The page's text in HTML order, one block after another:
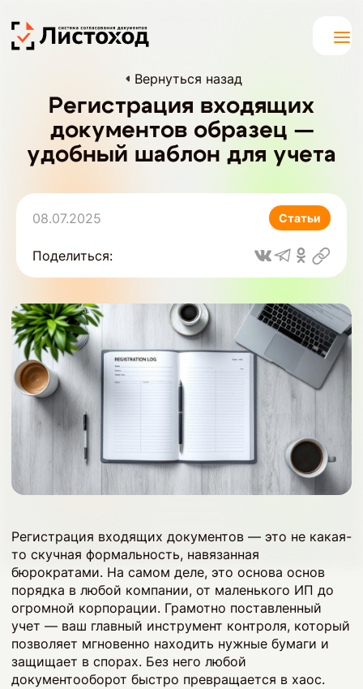
Вернуться назад
Регистрация входящих
документов образец —
удобный шаблон для учета
08.07.2025 Статьи
Поделиться:
Регистрация входящих документов — это не какая-
то скучная формальность, навязанная
бюрократами. На самом деле, это основа основ
порядка в любой компании, от маленького ИП до
огромной корпорации. Грамотно поставленный
учет — ваш главный инструмент контроля, который
позволяет мгновенно находить нужные бумаги и
защищает в спорах. Без него любой
документооборот быстро превращается в хаос.